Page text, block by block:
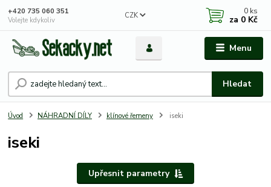
Menu
CZK
Hledat
+420 735 060 351
Volejte kdykoliv
0 ks
za 0 Kč
Úvod NÁHRADNÍ DÍLY klínové řemeny iseki
iseki
Upřesnit parametry